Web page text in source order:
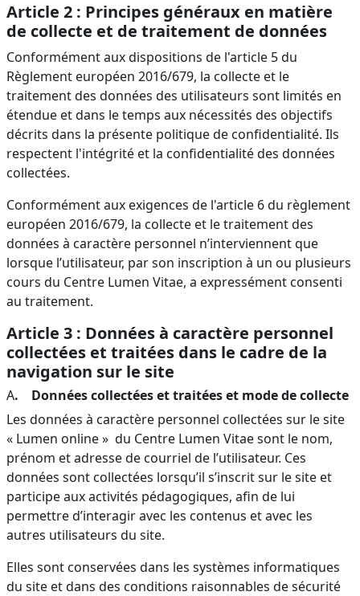
Article 2 : Principes généraux en matière
de collecte et de traitement de données
Conformément aux dispositions de l'article 5 du
Règlement européen 2016/679, la collecte et le
traitement des données des utilisateurs sont limités en
étendue et dans le temps aux nécessités des objectifs
décrits dans la présente politique de confidentialité. Ils
respectent l'intégrité et la confidentialité des données
collectées.
Conformément aux exigences de l'article 6 du règlement
européen 2016/679, la collecte et le traitement des
données à caractère personnel n’interviennent que
lorsque l’utilisateur, par son inscription à un ou plusieurs
cours du Centre Lumen Vitae, a expressément consenti
au traitement.
Article 3 : Données à caractère personnel
collectées et traitées dans le cadre de la
navigation sur le site
A. Données collectées et traitées et mode de collecte
Les données à caractère personnel collectées sur le site
« Lumen online » du Centre Lumen Vitae sont le nom,
prénom et adresse de courriel de l’utilisateur. Ces
données sont collectées lorsqu’il s’inscrit sur le site et
participe aux activités pédagogiques, afin de lui
permettre d’interagir avec les contenus et avec les
autres utilisateurs du site.
Elles sont conservées dans les systèmes informatiques
du site et dans des conditions raisonnables de sécurité